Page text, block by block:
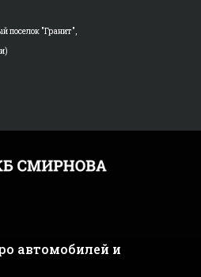
поселок "Гранит",
автомобилей и